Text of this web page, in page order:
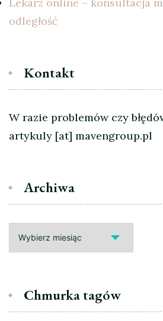
odległość
Kontakt
W razie problemów czy
artykuly [at] mavengroup.pl
Archiwa
Chmurka tagów